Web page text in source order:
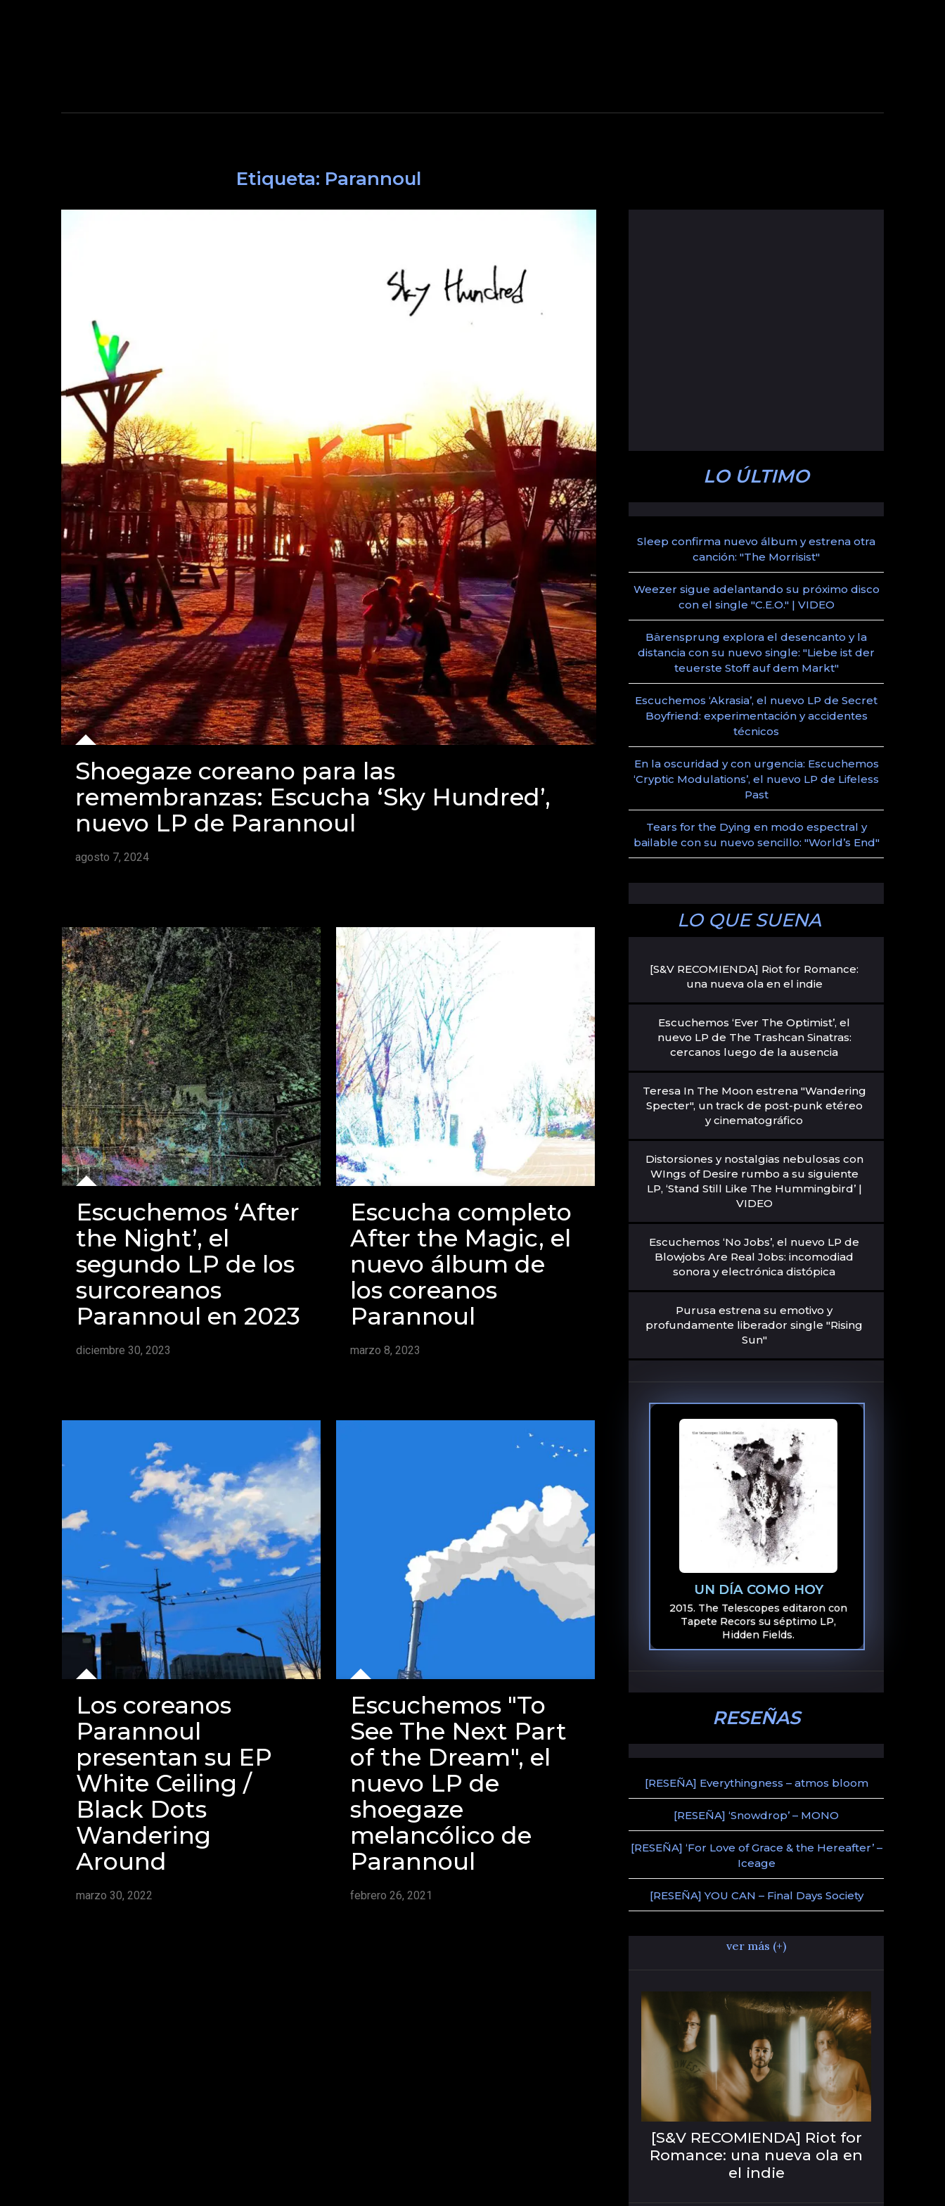
Etiqueta: Parannoul
Shoegaze coreano para las
remembranzas: Escucha ‘Sky Hundred’,
nuevo LP de Parannoul
agosto 7, 2024
Escuchemos ‘After
the Night’, el
segundo LP de los
surcoreanos
Parannoul en 2023
diciembre 30, 2023
Escucha completo
After the Magic, el
nuevo álbum de
los coreanos
Parannoul
marzo 8, 2023
Los coreanos
Parannoul
presentan su EP
White Ceiling /
Black Dots
Wandering
Around
marzo 30, 2022
Escuchemos "To
See The Next Part
of the Dream", el
nuevo LP de
shoegaze
melancólico de
Parannoul
febrero 26, 2021
LO ÚLTIMO
Sleep confirma nuevo álbum y estrena otra
canción: "The Morrisist"
Weezer sigue adelantando su próximo disco
con el single "C.E.O." | VIDEO
Bärensprung explora el desencanto y la
distancia con su nuevo single: "Liebe ist der
teuerste Stoff auf dem Markt"
Escuchemos ‘Akrasia’, el nuevo LP de Secret
Boyfriend: experimentación y accidentes
técnicos
En la oscuridad y con urgencia: Escuchemos
‘Cryptic Modulations’, el nuevo LP de Lifeless
Past
Tears for the Dying en modo espectral y
bailable con su nuevo sencillo: "World’s End"
LO QUE SUENA
[S&V RECOMIENDA] Riot for Romance:
una nueva ola en el indie
Escuchemos ‘Ever The Optimist’, el
nuevo LP de The Trashcan Sinatras:
cercanos luego de la ausencia
Teresa In The Moon estrena "Wandering
Specter", un track de post-punk etéreo
y cinematográfico
Distorsiones y nostalgias nebulosas con
WIngs of Desire rumbo a su siguiente
LP, ‘Stand Still Like The Hummingbird’ |
VIDEO
Escuchemos ‘No Jobs’, el nuevo LP de
Blowjobs Are Real Jobs: incomodiad
sonora y electrónica distópica
Purusa estrena su emotivo y
profundamente liberador single "Rising
Sun"
UN DÍA COMO HOY
2015. The Telescopes editaron con
Tapete Recors su séptimo LP,
Hidden Fields.
RESEÑAS
[RESEÑA] Everythingness – atmos bloom
[RESEÑA] ‘Snowdrop’ – MONO
[RESEÑA] ‘For Love of Grace & the Hereafter’ –
Iceage
[RESEÑA] YOU CAN – Final Days Society
ver más (+)
[S&V RECOMIENDA] Riot for
Romance: una nueva ola en
el indie